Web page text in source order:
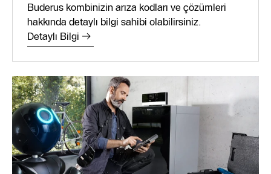
Buderus kombinizin arıza kodları ve çözümleri
hakkında detaylı bilgi sahibi olabilirsiniz.
Detaylı Bilgi